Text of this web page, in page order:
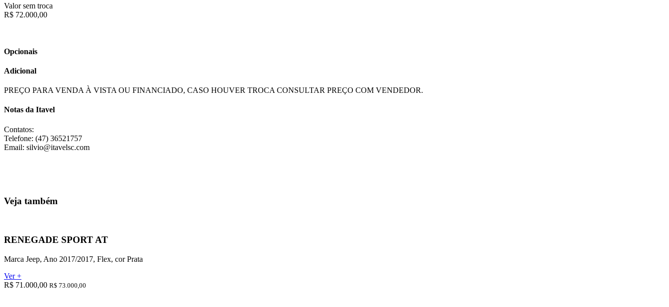
Valor sem troca
R$ 72.000,00
Opcionais
Adicional
PREÇO PARA VENDA À VISTA OU FINANCIADO, CASO HOUVER TROCA CONSULTAR PREÇO COM VENDEDOR.
Notas da Itavel
Contatos:
Telefone: (47) 36521757
Email: silvio@itavelsc.com
Veja também
RENEGADE SPORT AT
Marca Jeep, Ano 2017/2017, Flex, cor Prata
Ver +
R$ 71.000,00 R$ 73.000,00